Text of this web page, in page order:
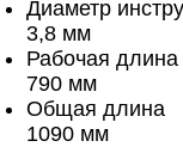
Диаметр
3,8 мм
Рабочая длина
790 мм
Общая длина
1090 мм